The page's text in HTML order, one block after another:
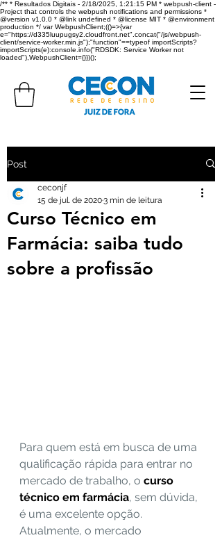
/** * Resultados Digitais - 2/18/2025, 1:21:15 PM * webpush-client -
Project that controls the webpush notifications and permissions *
@version v1.0.0 * @link undefined * @license MIT * @environment
production */ var WebpushClient;(()=>{var
e="https://d335luupugsy2.cloudfront.net".concat("/js/webpush-
client/service-worker.min.js");"function"==typeof importScripts?
importScripts(e):console.info("RDSDK: Service Worker not
loaded"),WebpushClient={}})();
Post
Curso Técnico em
Farmácia: saiba tudo
sobre a profissão
ceconjf
15 de jul. de 20203 min de leitura
Para quem está em busca de uma
qualificação rápida para entrar no
mercado de trabalho, o curso
técnico em farmácia, sem dúvida,
é uma excelente opção.
Atualmente, o mercado